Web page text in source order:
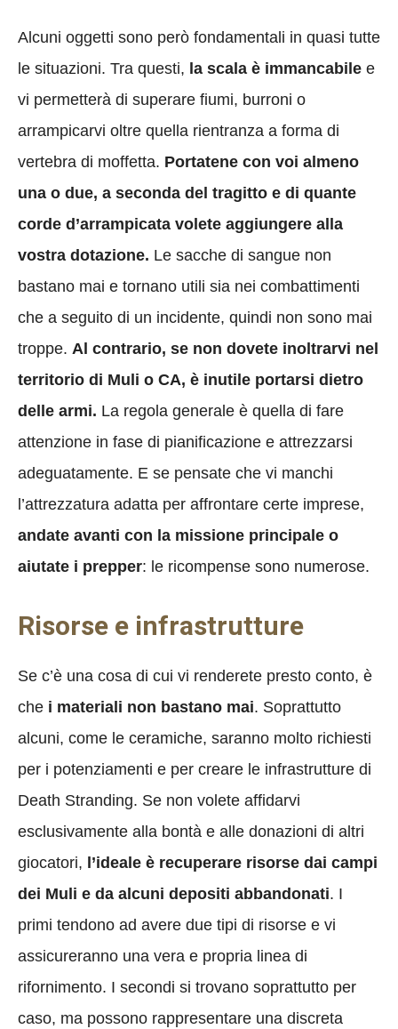
Alcuni oggetti sono però fondamentali in quasi tutte
le situazioni. Tra questi, la scala è immancabile e
vi permetterà di superare fiumi, burroni o
arrampicarvi oltre quella rientranza a forma di
vertebra di moffetta. Portatene con voi almeno
una o due, a seconda del tragitto e di quante
corde d’arrampicata volete aggiungere alla
vostra dotazione. Le sacche di sangue non
bastano mai e tornano utili sia nei combattimenti
che a seguito di un incidente, quindi non sono mai
troppe. Al contrario, se non dovete inoltrarvi nel
territorio di Muli o CA, è inutile portarsi dietro
delle armi. La regola generale è quella di fare
attenzione in fase di pianificazione e attrezzarsi
adeguatamente. E se pensate che vi manchi
l’attrezzatura adatta per affrontare certe imprese,
andate avanti con la missione principale o
aiutate i prepper: le ricompense sono numerose.
Risorse e infrastrutture
Se c’è una cosa di cui vi renderete presto conto, è
che i materiali non bastano mai. Soprattutto
alcuni, come le ceramiche, saranno molto richiesti
per i potenziamenti e per creare le infrastrutture di
Death Stranding. Se non volete affidarvi
esclusivamente alla bontà e alle donazioni di altri
giocatori, l’ideale è recuperare risorse dai campi
dei Muli e da alcuni depositi abbandonati. I
primi tendono ad avere due tipi di risorse e vi
assicureranno una vera e propria linea di
rifornimento. I secondi si trovano soprattutto per
caso, ma possono rappresentare una discreta